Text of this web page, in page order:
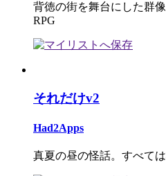
背徳の街を舞台にした群
RPG
それだけv2
Had2Apps
真夏の昼の怪話。すべて